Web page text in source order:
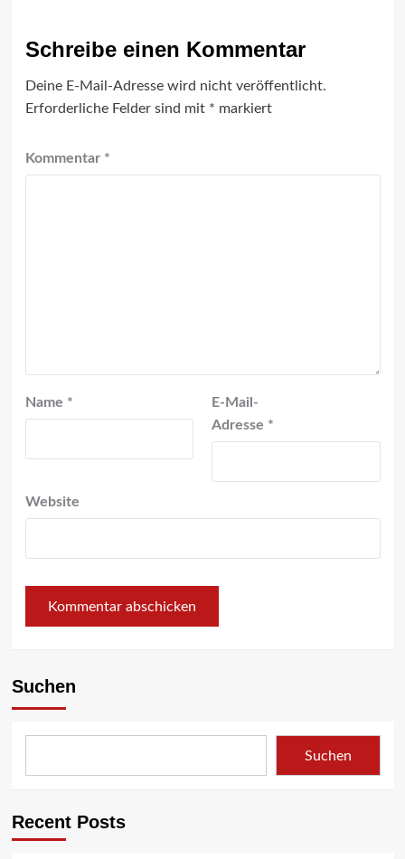
Schreibe einen Kommentar
Deine E-Mail-Adresse wird nicht veröffentlicht.
Erforderliche Felder sind mit * markiert
Kommentar *
Name *
E-Mail-
Adresse *
Website
Suchen
Suchen
Recent Posts